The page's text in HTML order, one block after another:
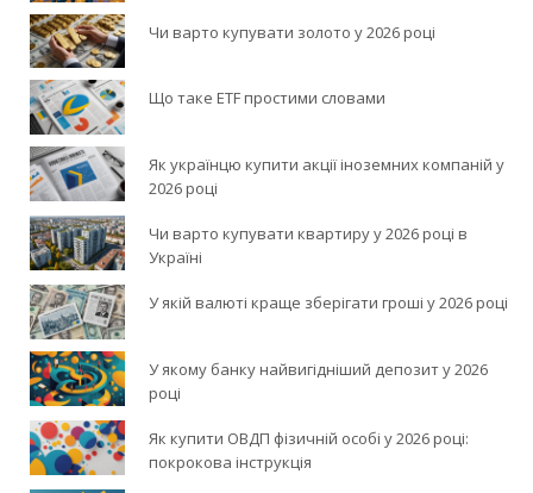
Чи варто купувати золото у 2026 році
Що таке ETF простими словами
Як українцю купити акції іноземних компаній у
2026 році
Чи варто купувати квартиру у 2026 році в
Україні
У якій валюті краще зберігати гроші у 2026 році
У якому банку найвигідніший депозит у 2026
році
Як купити ОВДП фізичній особі у 2026 році:
покрокова інструкція